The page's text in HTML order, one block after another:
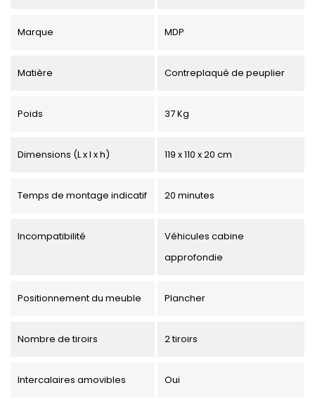
Marque MDP
Matière Contreplaqué de peuplier
Poids 37 Kg
Dimensions (L x l x h) 119 x 110 x 20 cm
Temps de montage indicatif 20 minutes
Incompatibilité
Véhicules cabine
approfondie
Positionnement du meuble Plancher
Nombre de tiroirs 2 tiroirs
Intercalaires amovibles Oui